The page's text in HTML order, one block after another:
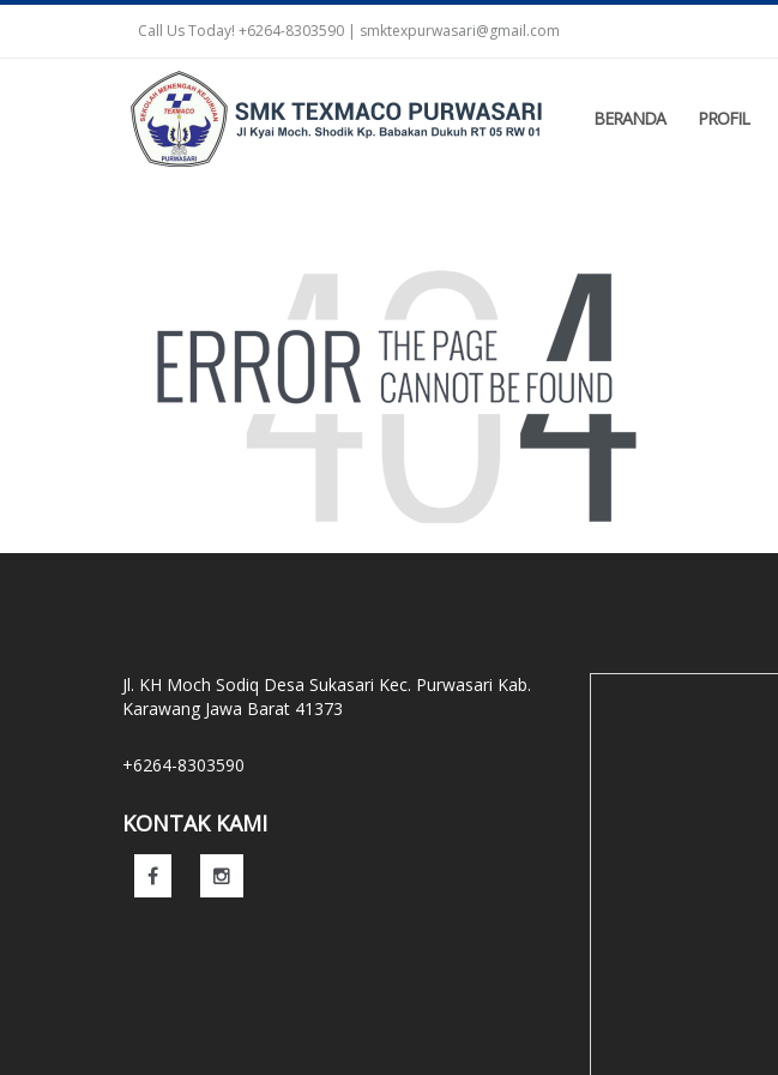
Call Us Today! +6264-8303590 | smktexpurwasari@gmail.com
BERANDA PROFIL
Jl. KH Moch Sodiq Desa Sukasari Kec. Purwasari Kab.
Karawang Jawa Barat 41373
+6264-8303590
KONTAK KAMI